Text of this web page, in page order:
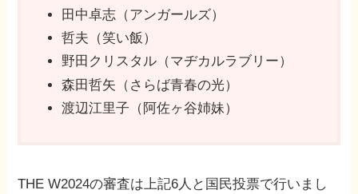
田中卓志（アンガールズ）
哲夫（笑い飯）
野田クリスタル（マヂカルラブリー）
森田哲矢（さらば青春の光）
渡辺江里子（阿佐ヶ谷姉妹）
THE W2024の審査は上記6人と国民投票で行いまし